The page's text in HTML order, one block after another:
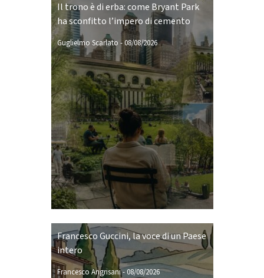
Il trono è di erba: come Bryant Park
ha sconfitto l’impero di cemento
Guglielmo Scarlato -08/08/2026
Francesco Guccini, la voce di un Paese
intero
Francesco Angrisani-08/08/2026